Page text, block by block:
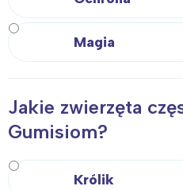
Magia
Jakie zwierzęta
Gumisiom?
Królik